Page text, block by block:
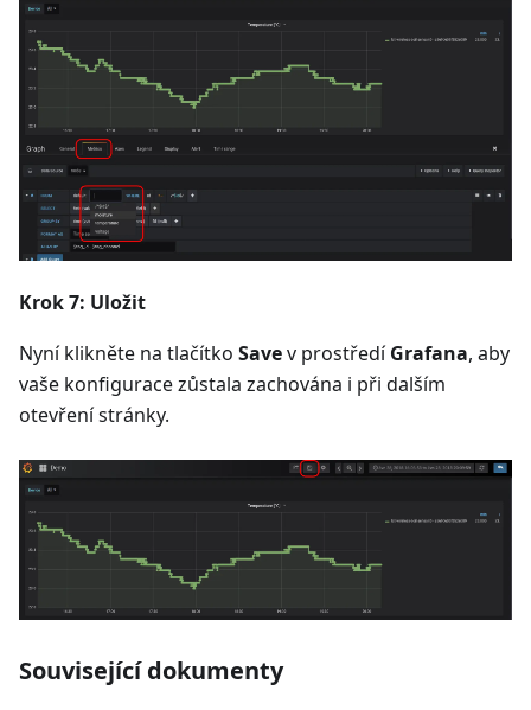
Krok 7: Uložit
Nyní klikněte na tlačítko Savev prostředíGrafana, aby
vaše konfigurace zůstala zachována i při dalším
otevření stránky.
Související dokumenty